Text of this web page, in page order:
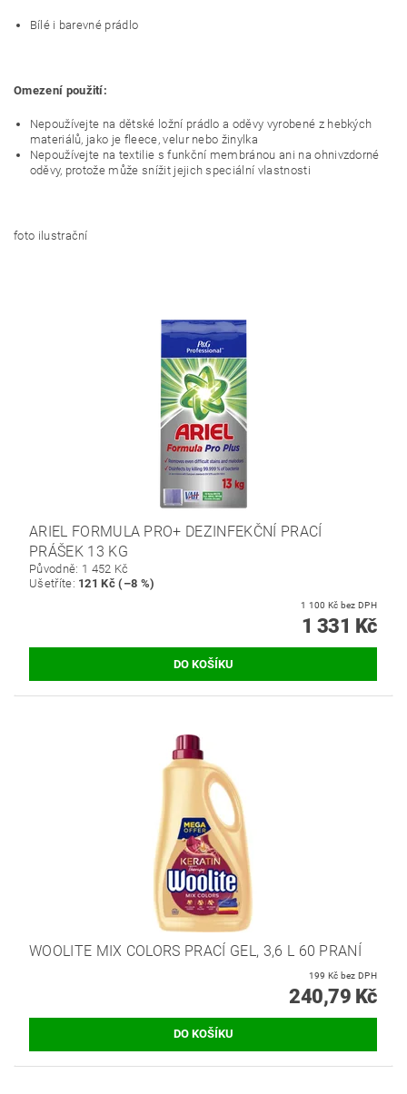
Bílé i barevné prádlo
Omezení použití:
Nepoužívejte na dětské ložní prádlo a oděvy vyrobené z hebkých
materiálů, jako je fleece, velur nebo žinylka
Nepoužívejte na textilie s funkční membránou ani na ohnivzdorné
oděvy, protože může snížit jejich speciální vlastnosti
foto ilustrační
ARIEL FORMULA PRO+ DEZINFEKČNÍ PRACÍ
PRÁŠEK 13 KG
Původně: 1 452 Kč
Ušetříte: 121 Kč (–8 %)
1 100 Kč bez DPH
1 331 Kč
WOOLITE MIX COLORS PRACÍ GEL, 3,6 L 60 PRANÍ
199 Kč bez DPH
240,79 Kč